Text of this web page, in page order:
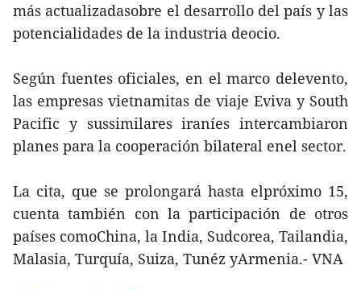
más actualizadasobre el desarrollo del país y las
potencialidades de la industria deocio.
Según fuentes oficiales, en el marco delevento,
las empresas vietnamitas de viaje Eviva y South
Pacific y sussimilares iraníes intercambiaron
planes para la cooperación bilateral enel sector.
La cita, que se prolongará hasta elpróximo 15,
cuenta también con la participación de otros
países comoChina, la India, Sudcorea, Tailandia,
Malasia, Turquía, Suiza, Tunéz yArmenia.- VNA